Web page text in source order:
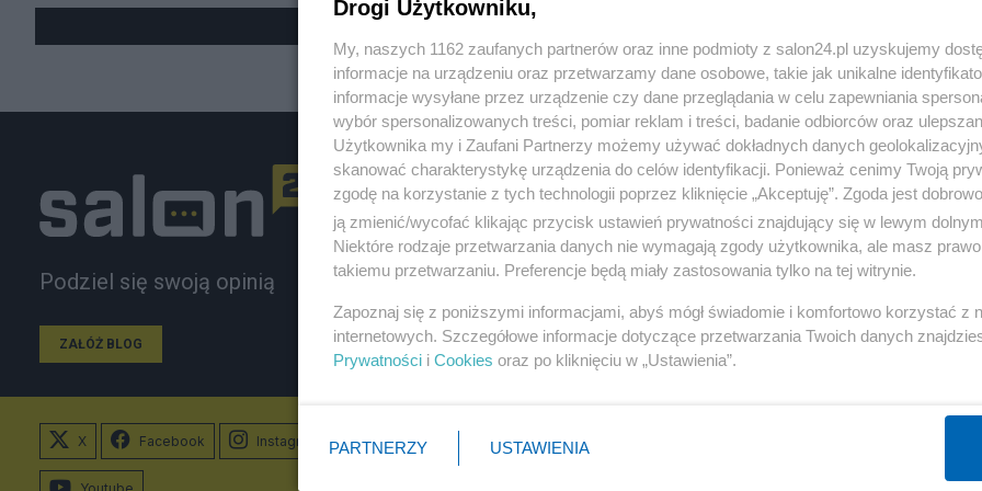
Podziel się swoją opinią
ZAŁÓŻ BLOG
Polityka
Rosja
PiS
Prezydent
NATO
Gospodarka
Biznes
Pieniądze
Centralny Port Komunikacyjny
Inwestycje
Podatki
X Facebook Instagram
Youtube
Drogi Użytkowniku,
My, naszych 1162 zaufanych partnerów oraz inne podmioty z salon24.pl uzyskujemy
informacje na urządzeniu oraz przetwarzamy dane osobowe, takie jak unikalne
informacje wysyłane przez urządzenie czy dane przeglądania w celu zapewniania
wybór spersonalizowanych treści, pomiar reklam i treści, badanie odbiorców oraz
Użytkownika my i Zaufani Partnerzy możemy używać dokładnych danych
skanować charakterystykę urządzenia do celów identyfikacji. Ponieważ cenimy Twoją
zgodę na korzystanie z tych technologii poprzez kliknięcie „Akceptuję”. Zgoda jest
ją zmienić/wycofać klikając przycisk ustawień prywatności znajdujący się w lewym
Niektóre rodzaje przetwarzania danych nie wymagają zgody użytkownika, ale masz
takiemu przetwarzaniu. Preferencje będą miały zastosowania tylko na tej witrynie.
Zapoznaj się z poniższymi informacjami, abyś mógł świadomie i komfortowo korzystać z
internetowych. Szczegółowe informacje dotyczące przetwarzania Twoich danych
Prywatności i Cookies oraz po kliknięciu w „Ustawienia”.
PARTNERZY USTAWIENIA